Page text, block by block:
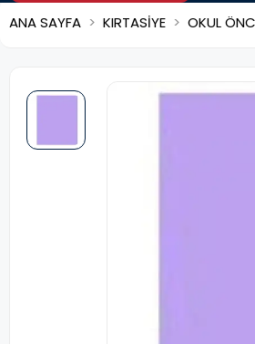
ANA SAYFA KIRTASİYE OKUL